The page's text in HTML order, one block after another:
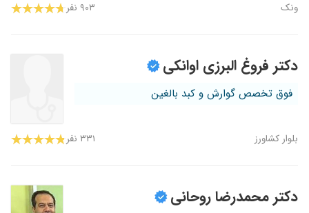
ونک ۹۰۳ نفر
دکتر فروغ البرزی اوانکی
فوق تخصص گوارش و کبد بالغین
بلوار کشاورز ۳۳۱ نفر
دکتر محمدرضا روحانی